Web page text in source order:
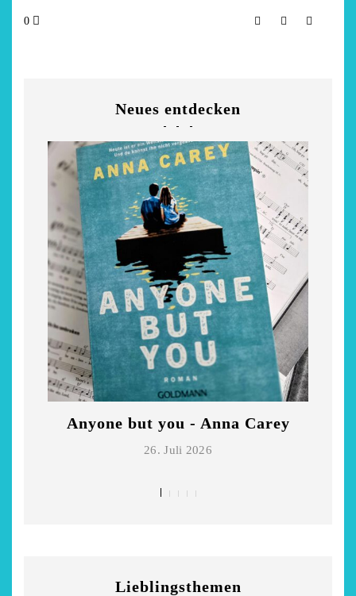
Neues entdecken
Anyone but you - Anna Carey
26. Juli 2026
Lieblingsthemen
0